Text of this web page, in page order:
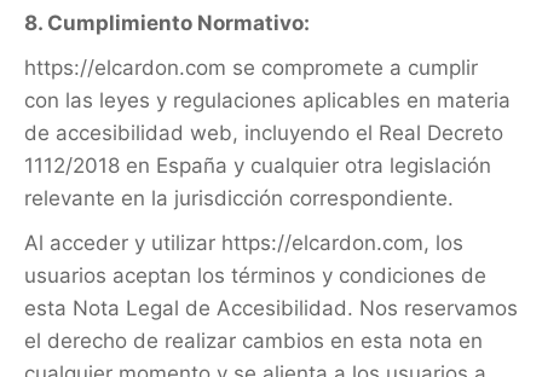
8. Cumplimiento Normativo:
https://elcardon.com se compromete a cumplir
con las leyes y regulaciones aplicables en materia
de accesibilidad web, incluyendo el Real Decreto
1112/2018 en España y cualquier otra legislación
relevante en la jurisdicción correspondiente.
Al acceder y utilizar https://elcardon.com, los
usuarios aceptan los términos y condiciones de
esta Nota Legal de Accesibilidad. Nos reservamos
el derecho de realizar cambios en esta nota en